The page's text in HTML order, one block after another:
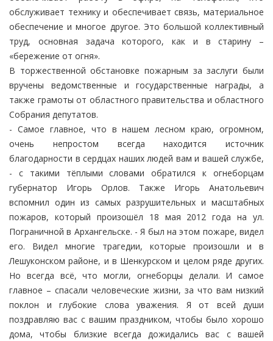
обслуживает технику и обеспечивает связь, материальное
обеспечение и многое другое. Это большой коллективный
труд, основная задача которого, как и в старину –
«бережение от огня».
В торжественной обстановке пожарным за заслуги были
вручены ведомственные и государственные награды, а
также грамоты от областного правительства и областного
Собрания депутатов.
- Самое главное, что в нашем лесном краю, огромном,
очень непростом всегда находится источник
благодарности в сердцах наших людей вам и вашей службе,
- с такими тёплыми словами обратился к огнеборцам
губернатор Игорь Орлов. Также Игорь Анатольевич
вспомнил один из самых разрушительных и масштабных
пожаров, который произошёл 18 мая 2012 года на ул.
Пограничной в Архангельске. - Я был на этом пожаре, видел
его. Видел многие трагедии, которые произошли и в
Лешуконском районе, и в Шенкурском и целом ряде других.
Но всегда всё, что могли, огнеборцы делали. И самое
главное – спасали человеческие жизни, за что вам низкий
поклон и глубокие слова уважения. Я от всей души
поздравляю вас с вашим праздником, чтобы было хорошо
дома, чтобы близкие всегда дожидались вас с вашей